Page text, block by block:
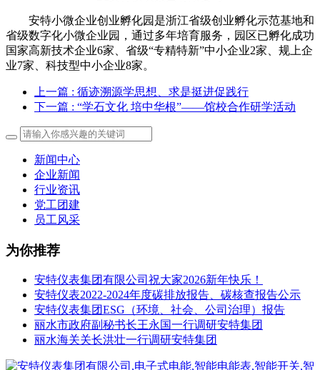
安特小微企业创业孵化园是浙江省级创业孵化示范基地和
省级数字化小微企业园，通过多年培育服务，园区已孵化成功
国家高新技术企业6家、省级“专精特新”中小企业2家、规上企
业7家、科技型中小企业8家。
上一篇 : 循迹溯源学思想、求是挺进促践行
下一篇 : “学石文化 培中华根”——馆校合作研学活动
新闻中心
企业新闻
行业资讯
党工团建
员工风采
为你推荐
安特仪表集团有限公司祝大家2026新年快乐！
安特仪表2022-2024年度碳排放报告、碳核查报告公示
安特仪表集团ESG（环境、社会、公司治理）报告
丽水市政府副秘书长王永国一行调研安特集团
丽水海关关长洪壮一行调研安特集团